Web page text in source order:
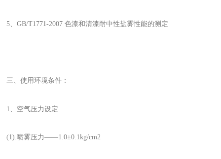
5、GB/T1771-2007 色漆和清漆耐中性盐雾性能的测定
三、使用环境条件：
1、空气压力设定
(1).喷雾压力——1.0±0.1kg/cm2